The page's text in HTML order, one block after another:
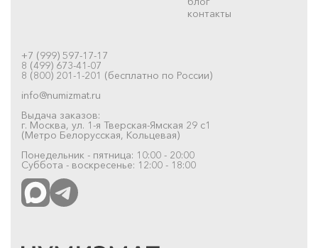
контакты
+7 (999) 597-17-17
8 (499) 673-41-07
8 (800) 201-1-201 (бесплатно по России)
info@numizmat.ru
Выдача заказов:
г. Москва, ул. 1-я Тверская-Ямская 29 с1
(Метро Белорусская, Кольцевая)
Понедельник - пятница: 10:00 - 20:00
Суббота - воскресенье: 12:00 - 18:00